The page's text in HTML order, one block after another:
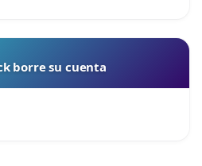
borre su cuenta